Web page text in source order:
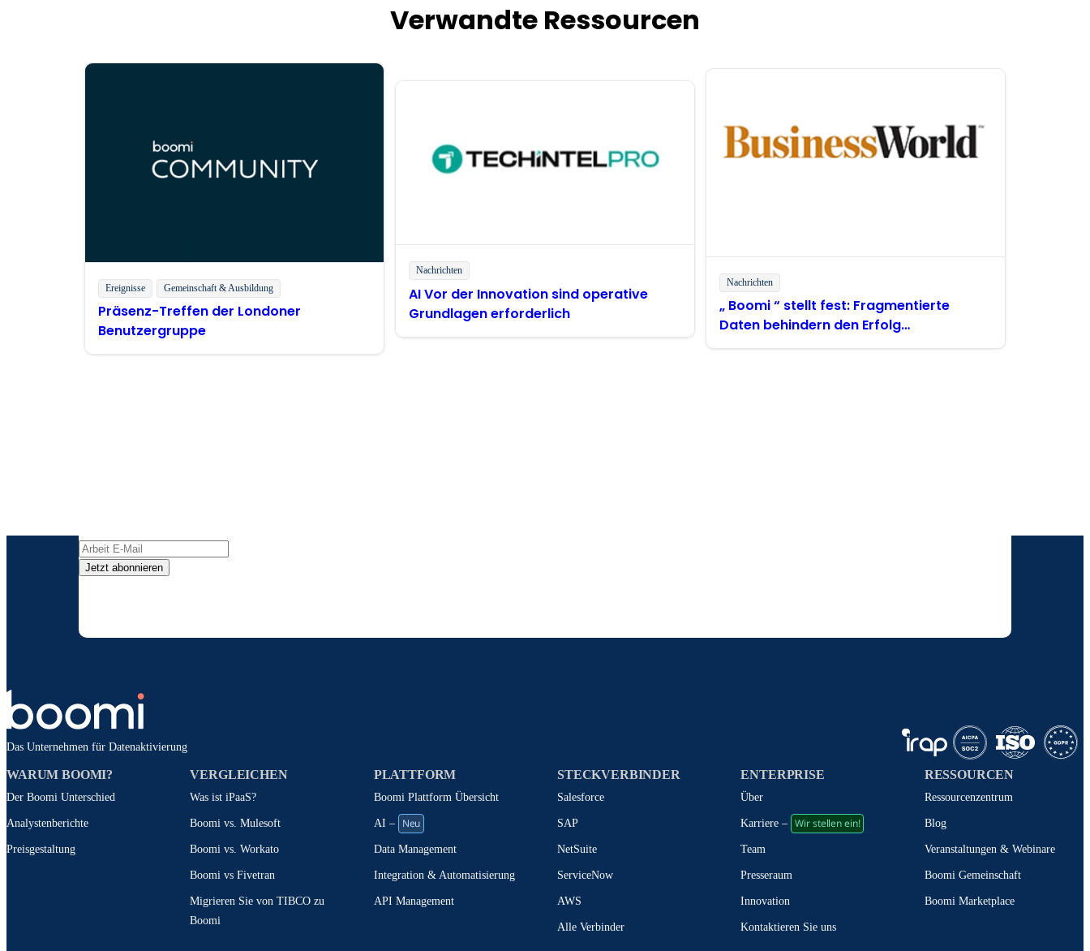
Verwandte Ressourcen
Ereignisse Gemeinschaft & Ausbildung
Präsenz-Treffen der Londoner
Benutzergruppe
Nachrichten
AI Vor der Innovation sind operative
Grundlagen erforderlich
Nachrichten
„ Boomi “ stellt fest: Fragmentierte
Daten behindern den Erfolg
philippinischer Unternehmen im Bereich „
Jetzt abonnieren
Das Unternehmen für Datenaktivierung
WARUM BOOMI?
Der Boomi Unterschied
Analystenberichte
Preisgestaltung
VERGLEICHEN
Was ist iPaaS?
Boomi vs. Mulesoft
Boomi vs. Workato
Boomi vs Fivetran
Migrieren Sie von TIBCO zu
Boomi
PLATTFORM
Boomi Plattform Übersicht
AI – Neu
Data Management
Integration & Automatisierung
API Management
STECKVERBINDER
Salesforce
SAP
NetSuite
ServiceNow
AWS
Alle Verbinder
ENTERPRISE
Über
Karriere – Wir stellen ein!
Team
Presseraum
Innovation
Kontaktieren Sie uns
RESSOURCEN
Ressourcenzentrum
Blog
Veranstaltungen & Webinare
Boomi Gemeinschaft
Boomi Marketplace